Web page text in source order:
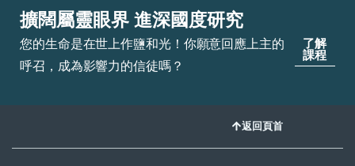
擴闊屬靈眼界 進深國度研究
您的生命是在世上作鹽和光！你願意回應上主的
呼召，成為影響力的信徒嗎？
了解
課程
返回頁首